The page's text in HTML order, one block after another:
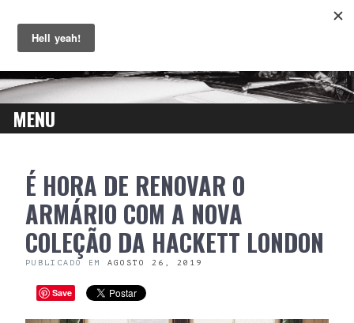
MENU
CONTENTÉ HORA DE RENOVAR O
ARMÁRIO COM A NOVA
COLEÇÃO DA HACKETT LONDON
PUBLICADO EM AGOSTO 26, 2019
Save